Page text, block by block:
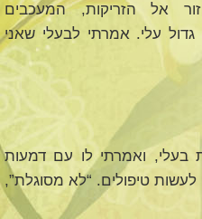
אל הזריקות, המעכבים
עלי. אמרתי לבעלי שאני
בעלי, ואמרתי לו עם דמעות
לעשות טיפולים. “לא מסוגלת”,